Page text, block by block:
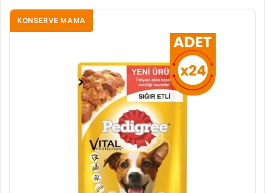
KONSERVE MAMA